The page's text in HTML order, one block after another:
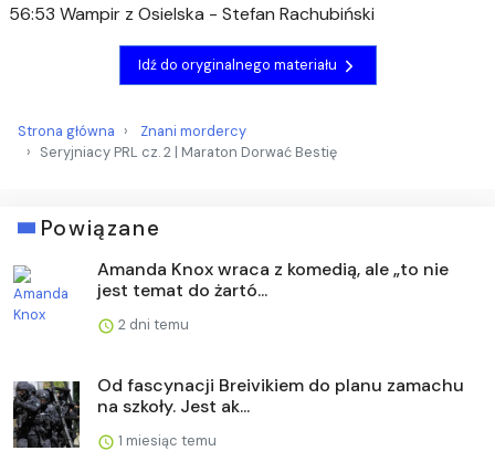
56:53 Wampir z Osielska - Stefan Rachubiński
Idź do oryginalnego materiału
Strona główna
Znani mordercy
Seryjniacy PRL cz. 2 | Maraton Dorwać Bestię
Powiązane
Amanda Knox wraca z komedią, ale „to nie
jest temat do żartó...
2 dni temu
Od fascynacji Breivikiem do planu zamachu
na szkoły. Jest ak...
1 miesiąc temu